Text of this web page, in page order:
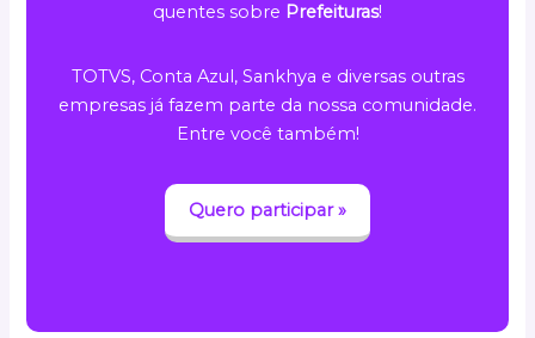
quentes sobre Prefeituras!
TOTVS, Conta Azul, Sankhya e diversas outras
empresas já fazem parte da nossa comunidade.
Entre você também!
Quero participar »